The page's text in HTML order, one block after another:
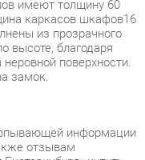
поверхности.
информации
купить
Pointex с
и гарантией